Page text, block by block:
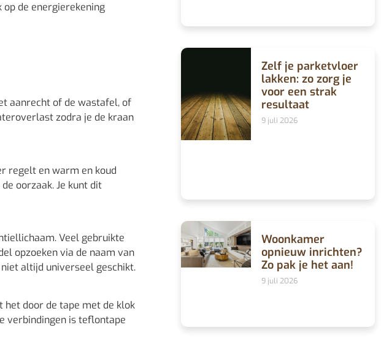
de energierekening
aanrecht of de wastafel, of
zodra je de kraan
regelt en warm en koud
oorzaak. Je kunt dit
Veel gebruikte
opzoeken via de naam van
altijd universeel geschikt.
door de tape met de klok
verbindingen is teflontape
Zelf je parketvloer
lakken: zo zorg je
voor een strak
resultaat
9 juli 2026
Woonkamer
opnieuw inrichten?
Zo pak je het aan!
9 juli 2026